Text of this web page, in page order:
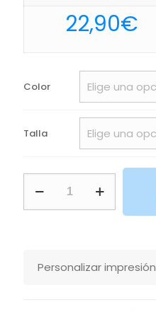
22,90€
Color
Talla
Punto
Con
SolsPersonalizar impresión